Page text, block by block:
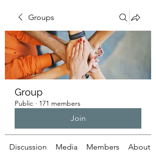
Groups
Group
Public · 171 members
Join
Discussion Media Members About